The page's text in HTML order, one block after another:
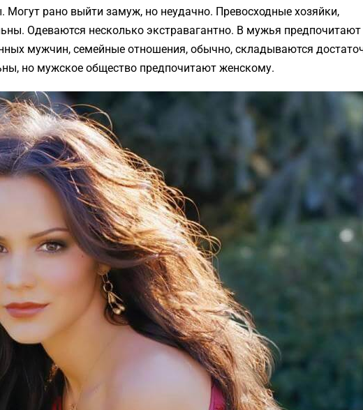
рано выйти замуж, но неудачно. Превосходные хозяйки,
Одеваются несколько экстравагантно. В мужья предпочитают
мужчин, семейные отношения, обычно, складываются
но мужское общество предпочи­тают женскому.